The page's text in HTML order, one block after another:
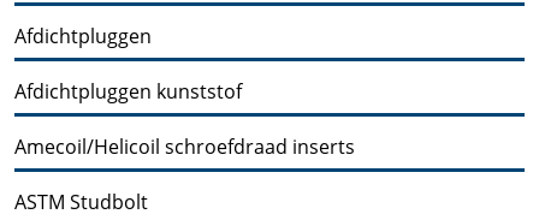
Afdichtpluggen
Afdichtpluggen kunststof
Amecoil/Helicoil schroefdraad inserts
ASTM Studbolt